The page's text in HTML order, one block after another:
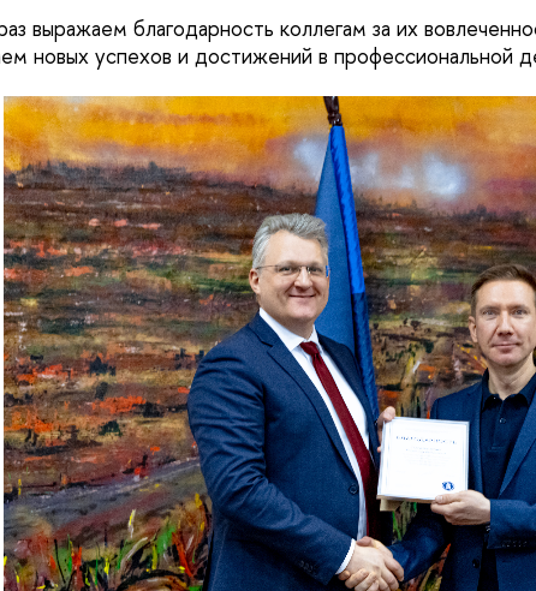
выражаем благодарность коллегам за их
новых успехов и достижений в профессиональной